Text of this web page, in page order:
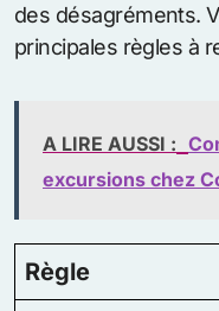
des désagréments.
principales règles à
A LIRE AUSSI :
excursions chez
Règle